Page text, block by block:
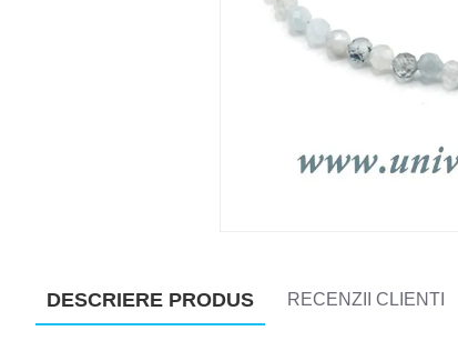
DESCRIERE PRODUS RECENZII CLIENTI